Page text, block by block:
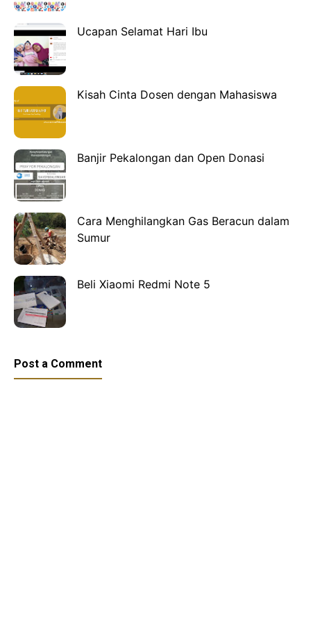
Ucapan Selamat Hari Ibu
Kisah Cinta Dosen dengan Mahasiswa
Banjir Pekalongan dan Open Donasi
Cara Menghilangkan Gas Beracun dalam
Sumur
Beli Xiaomi Redmi Note 5
Post a Comment